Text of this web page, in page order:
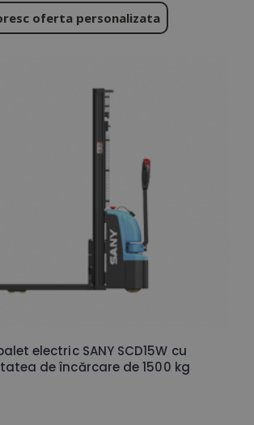
oferta personalizata
electric SANY SCD15W cu
de încărcare de 1500 kg